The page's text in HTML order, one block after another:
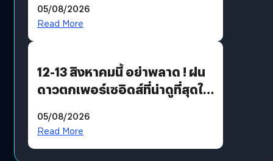
05/08/2026
Read More
12-13 สิงหาคมนี้ อย่าพลาด ! ฝน
ดาวตกเพอร์เซอิดส์ที่น่าดูที่สุดใน
05/08/2026
Read More